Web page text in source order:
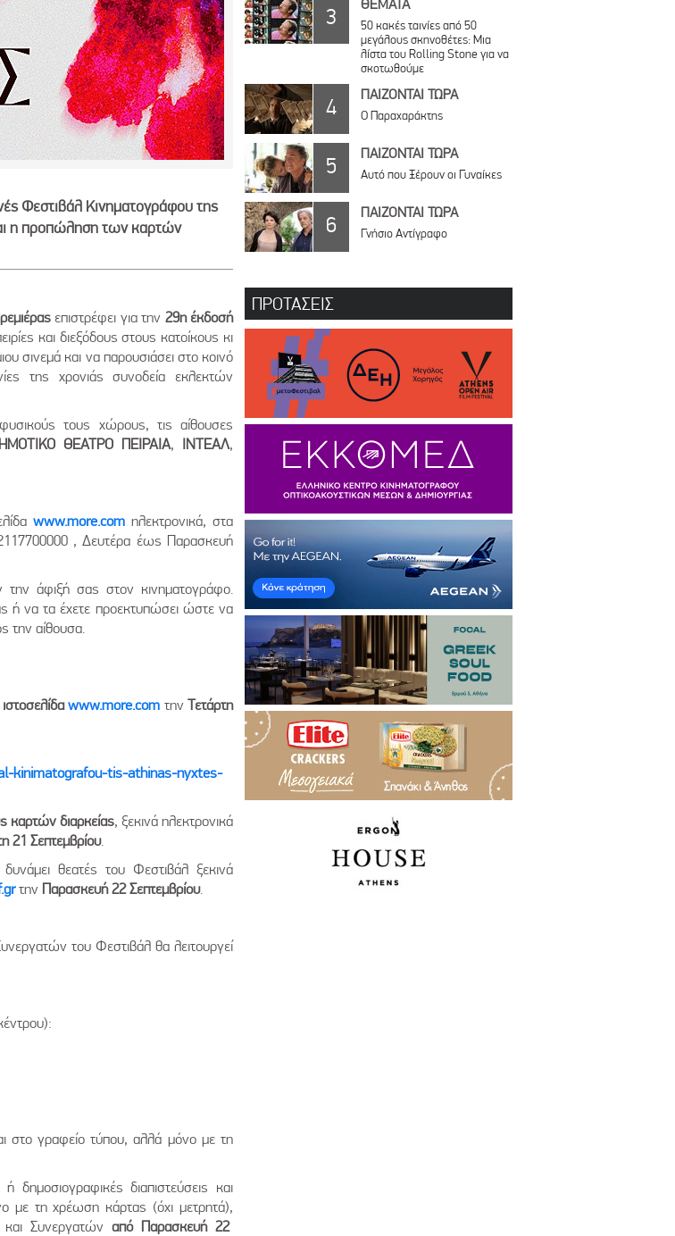
Φεστιβάλ Κινηματογράφου της
η προπώληση των καρτών
επιστρέφει για την 29η έκδοσή
και διεξόδους στους κατοίκους κι
σινεμά και να παρουσιάσει στο κοινό
της χρονιάς συνοδεία εκλεκτών
τους χώρους, τις αίθουσες
ΘΕΑΤΡΟ ΠΕΙΡΑΙΑ, ΙΝΤΕΑΛ,
www.more.comηλεκτρονικά, στα
, Δευτέρα έως Παρασκευή
την άφιξή σας στον κινηματογράφο.
ή να τα έχετε προεκτυπώσει ώστε να
την αίθουσα.
ιστοσελίδαwww.more.com τηνΤετάρτη
kinimatografou-tis-athinas-nyxtes-
καρτών διαρκείας, ξεκινά ηλεκτρονικά
21 Σεπτεμβρίου.
θεατές του Φεστιβάλ ξεκινά
την Παρασκευή 22 Σεπτεμβρίου.
του Φεστιβάλ θα λειτουργεί
στο γραφείο τύπου, αλλά μόνο με τη
δημοσιογραφικές διαπιστεύσεις και
με τη χρέωση κάρτας (όχι μετρητά),
Συνεργατών από Παρασκευή 22
3 ΘΕΜΑΤΑ
50 κακές ταινίες από 50
μεγάλους σκηνοθέτες: Μια
λίστα του Rolling Stone για να
σκοτωθούμε
4 ΠΑΙΖΟΝΤΑΙ ΤΩΡΑ
Ο Παραχαράκτης
5 ΠΑΙΖΟΝΤΑΙ ΤΩΡΑ
Αυτό που Ξέρουν οι Γυναίκες
6 ΠΑΙΖΟΝΤΑΙ ΤΩΡΑ
Γνήσιο Αντίγραφο
ΠΡΟΤΑΣΕΙΣ